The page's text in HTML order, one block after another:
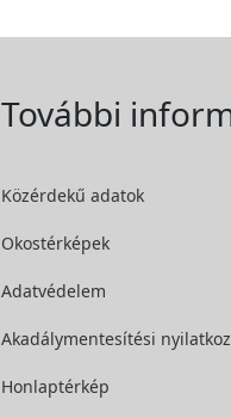
További
Közérdekű adatok
Okostérképek
Adatvédelem
Akadálymentesítési
Honlaptérkép